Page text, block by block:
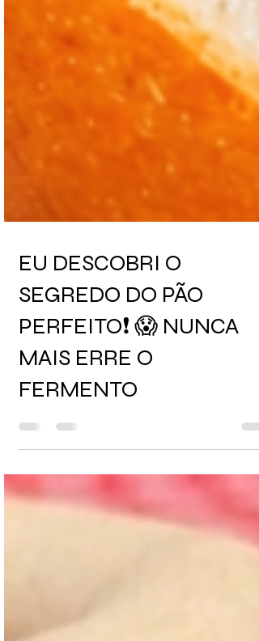
EU DESCOBRI O
SEGREDO DO PÃO
PERFEITO❗ 😱 NUNCA
MAIS ERRE O